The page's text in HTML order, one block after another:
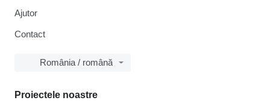
Ajutor
Contact
România / română
Proiectele noastre